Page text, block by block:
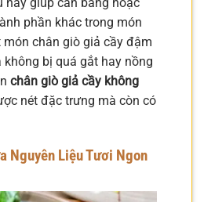
phần khác trong món
món chân giò giả cầy đậm
bị quá gắt hay nồng
chân giò giả cầy không
nét đặc trưng mà còn có
Nguyên Liệu Tươi Ngon